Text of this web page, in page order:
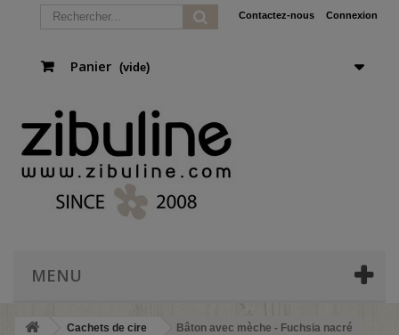
Connexion
Contactez-nous
Panier (vide)
MENU
Cachets de cire Bâton avec mèche - Fuchsia nacré